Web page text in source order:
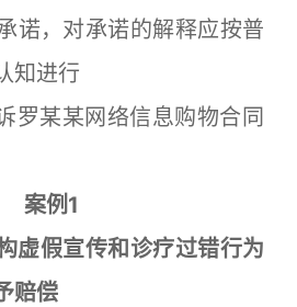
诺，对承诺的解释应按普
知进行
某网络信息购物合同
案例1
假宣传和诊疗过错行为
赔偿